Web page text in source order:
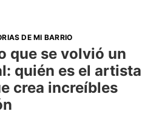
DE MI BARRIO
que se volvió un
quién es el artista
crea increíbles